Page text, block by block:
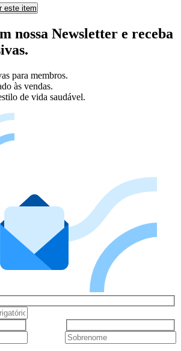
este item
nossa Newsletter e receba
para membros.
às vendas.
de vida saudável.